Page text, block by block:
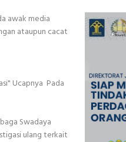
awak media
ataupun cacat
Ucapnya Pada
Swadaya
ulang terkait